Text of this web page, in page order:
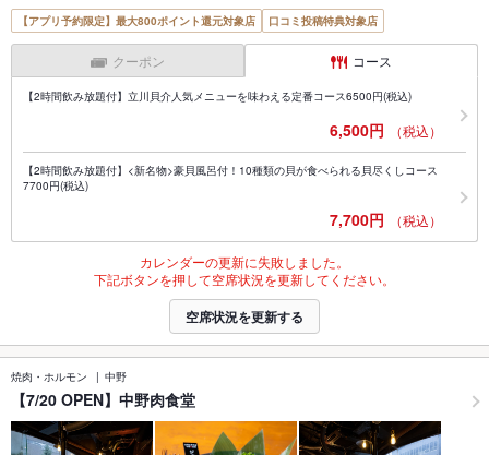
【アプリ予約限定】最大800ポイント還元対象店 口コミ投稿特典対象店
クーポン コース
【2時間飲み放題付】立川貝介人気メニューを味わえる定番コース6500円(税込)
6,500円 （税込）
【2時間飲み放題付】<新名物>豪貝風呂付！10種類の貝が食べられる貝尽くしコース
7700円(税込)
7,700円 （税込）
カレンダーの更新に失敗しました。
下記ボタンを押して空席状況を更新してください。
空席状況を更新する
焼肉・ホルモン 中野
【7/20 OPEN】中野肉食堂